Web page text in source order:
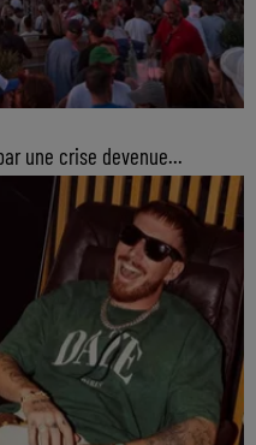
une crise devenue...